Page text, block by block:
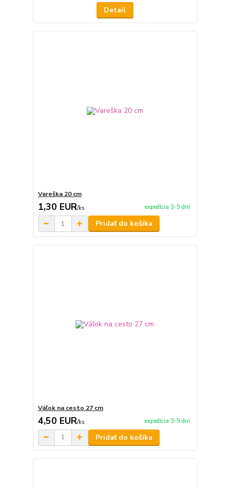
Detail
Vareška 20 cm
1,30 EUR/ks expedícia 3-5 dní
Pridať do košíka
Váľok na cesto 27 cm
4,50 EUR/ks expedícia 3-5 dní
Pridať do košíka